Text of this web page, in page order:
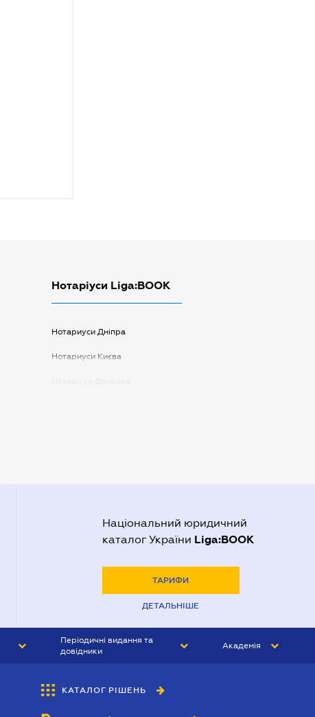
Нотаріуси Liga:BOOK
Нотариуси Дніпра
Нотариуси Києва
Національний юридичний
каталог України Liga:BOOK
ТАРИФИ
ДЕТАЛЬНІШЕ
Періодичні видання та
довідники
БУХГАЛТЕР&ЗАКОН
Академія
КАТАЛОГ РІШЕНЬ